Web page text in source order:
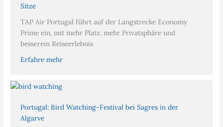
Sitze
TAP Air Portugal führt auf der Langstrecke Economy
Prime ein, mit mehr Platz, mehr Privatsphäre und
besserem Reiseerlebnis
Erfahre mehr
Portugal: Bird Watching-Festival bei Sagres in der
Algarve